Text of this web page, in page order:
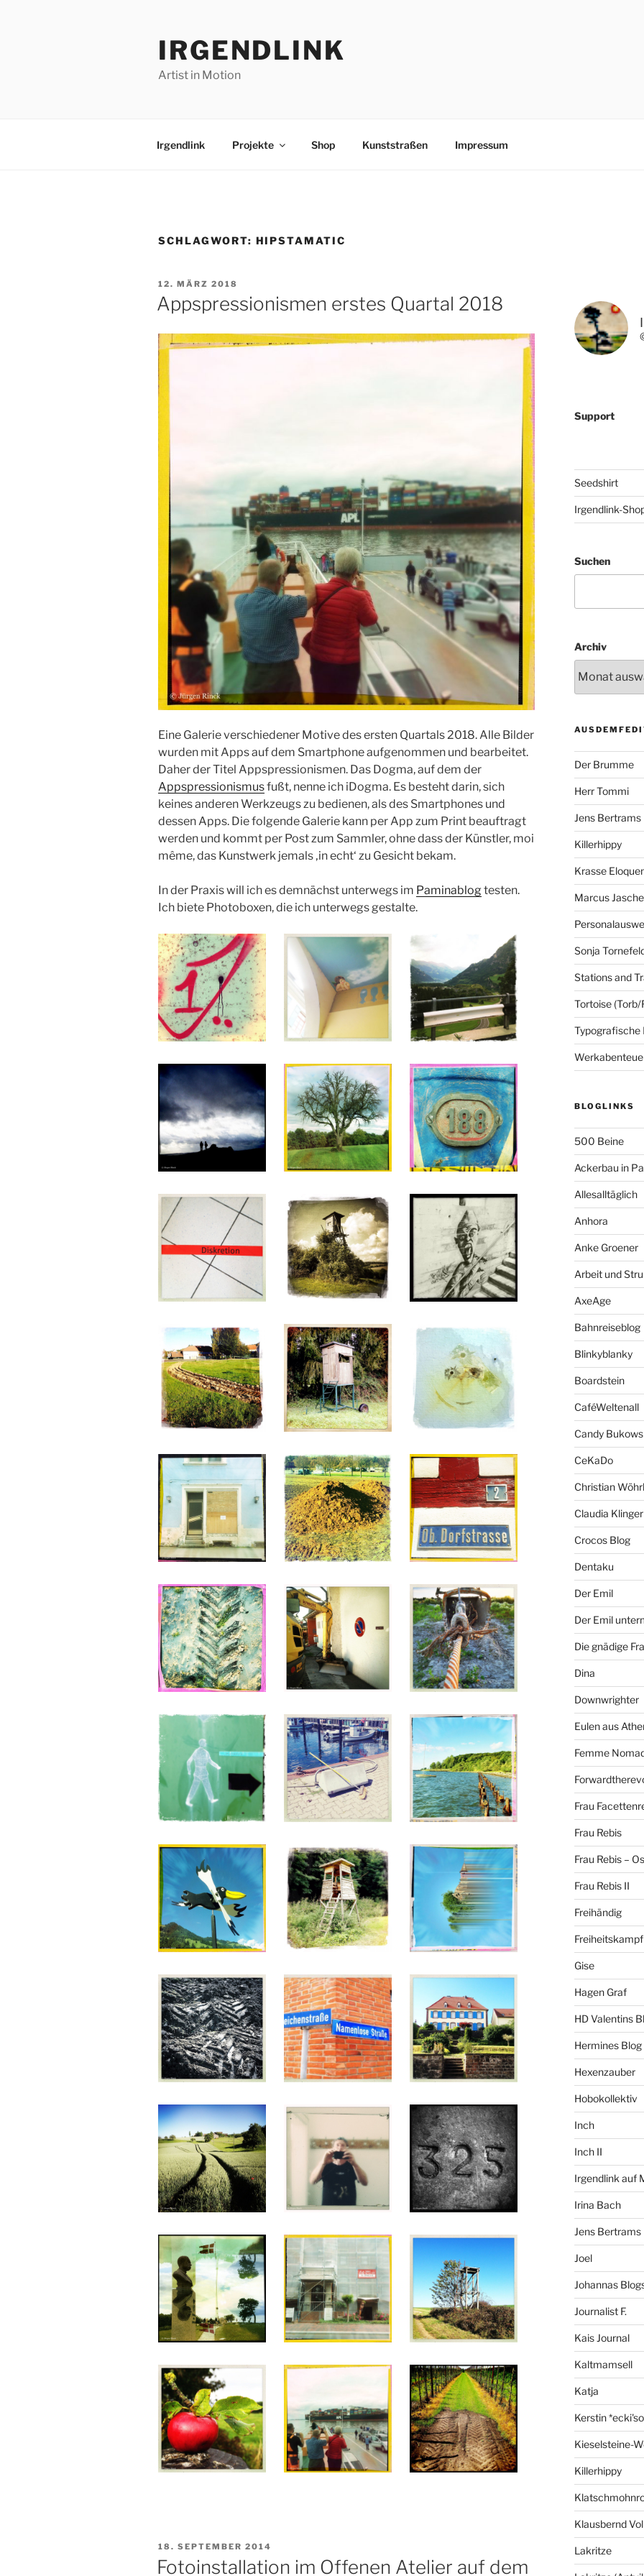
IRGENDLINK
Artist in Motion
Irgendlink Projekte Shop Kunststraßen Impressum
SCHLAGWORT: HIPSTAMATIC
VERÖFFENTLICHT
AM
12. MÄRZ 2018
Appspressionismen erstes Quartal 2018
Eine Galerie verschiedener Motive des ersten Quartals 2018. Alle Bilder
wurden mit Apps auf dem Smartphone aufgenommen und bearbeitet.
Daher der Titel Appspressionismen. Das Dogma, auf dem der
Appspressionismusfußt, nenne ich iDogma. Es besteht darin, sich
keines anderen Werkzeugs zu bedienen, als des Smartphones und
dessen Apps. Die folgende Galerie kann per App zum Print beauftragt
werden und kommt per Post zum Sammler, ohne dass der Künstler, moi
même, das Kunstwerk jemals ‚in echt‘ zu Gesicht bekam.
In der Praxis will ich es demnächst unterwegs im Paminablogtesten.
Ich biete Photoboxen, die ich unterwegs gestalte.
VERÖFFENTLICHT
AM
18. SEPTEMBER 2014
Fotoinstallation im Offenen Atelier auf dem
Support
Seedshirt
Irgendlink-
Suchen
Archiv
Der Brumme
Herr Tommi
Jens Bertrams
Killerhippy
Krasse
Marcus
Sonja
Stations and
Tortoise (Torb/
Typografische
BLOGLINKS
500 Beine
Ackerbau in
Allesalltäglich
Anhora
Anke Groener
Arbeit und
AxeAge
Bahnreiseblog
Blinkyblanky
Boardstein
CaféWeltenall
Candy
CeKaDo
Christian Wöhrl
Claudia Klinger
Crocos Blog
Dentaku
Der Emil
Der Emil
Die gnädige
Dina
Downwrighter
Eulen aus
Femme
Frau
Frau Rebis
Frau Rebis –
Frau Rebis II
Freihändig
Freiheitskampf
Gise
Hagen Graf
HD Valentins
Hermines Blog
Hexenzauber
Hobokollektiv
Inch
Inch II
Irgendlink auf
Irina Bach
Jens Bertrams
Joel
Johannas
Journalist F.
Kais Journal
Kaltmamsell
Katja
Kerstin
Kieselsteine-
Killerhippy
Klausbernd
Lakritze